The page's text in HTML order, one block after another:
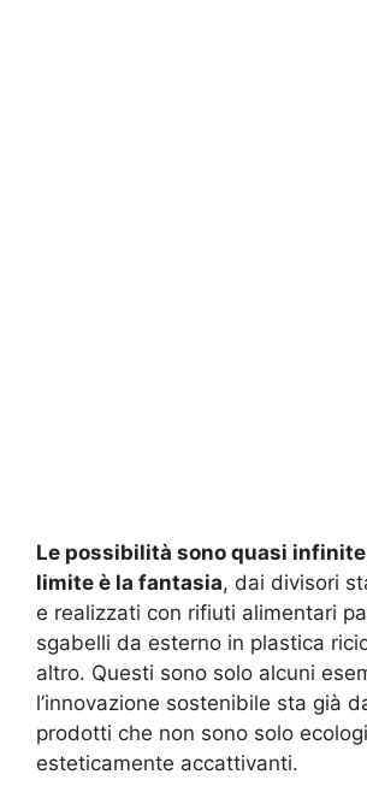
Le possibilità sono quasi infinite
limite è la fantasia, dai divisori
e realizzati con rifiuti alimentari
sgabelli da esterno in plastica
altro. Questi sono solo alcuni
l’innovazione sostenibile sta già
prodotti che non sono solo
esteticamente accattivanti.